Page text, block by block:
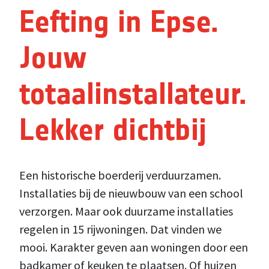
Eefting in Epse.
Jouw
totaalinstallateur.
Lekker dichtbij
Een historische boerderij verduurzamen.
Installaties bij de nieuwbouw van een school
verzorgen. Maar ook duurzame installaties
regelen in 15 rijwoningen. Dat vinden we
mooi. Karakter geven aan woningen door een
badkamer of keuken te plaatsen. Of huizen